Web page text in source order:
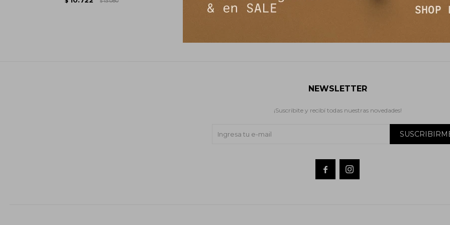
NEWSLETTER
¡Suscribite y recibí todas nuestras novedades!
 